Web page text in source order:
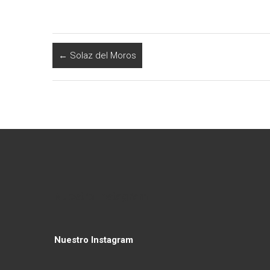
← Solaz del Moros
Nuestro Instagram